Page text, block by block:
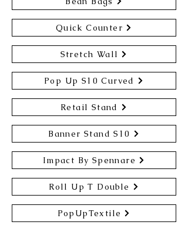
Quick Counter
Stretch Wall
Pop Up S10 Curved
Retail Stand
Banner Stand S10
Impact By Spennare
Roll Up T Double
PopUpTextile